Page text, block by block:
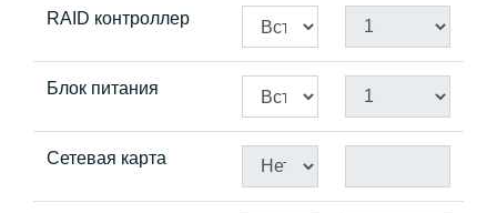
RAID контроллер
Блок питания
Сетевая карта